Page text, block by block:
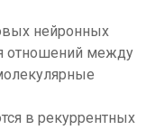
нейронных
отношений между
в рекуррентных